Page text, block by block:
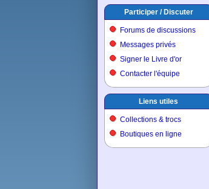
Participer / Discuter
Forums de discussions
Messages privés
Signer le Livre d'or
Contacter l'équipe
Liens utiles
Collections & trocs
Boutiques en ligne